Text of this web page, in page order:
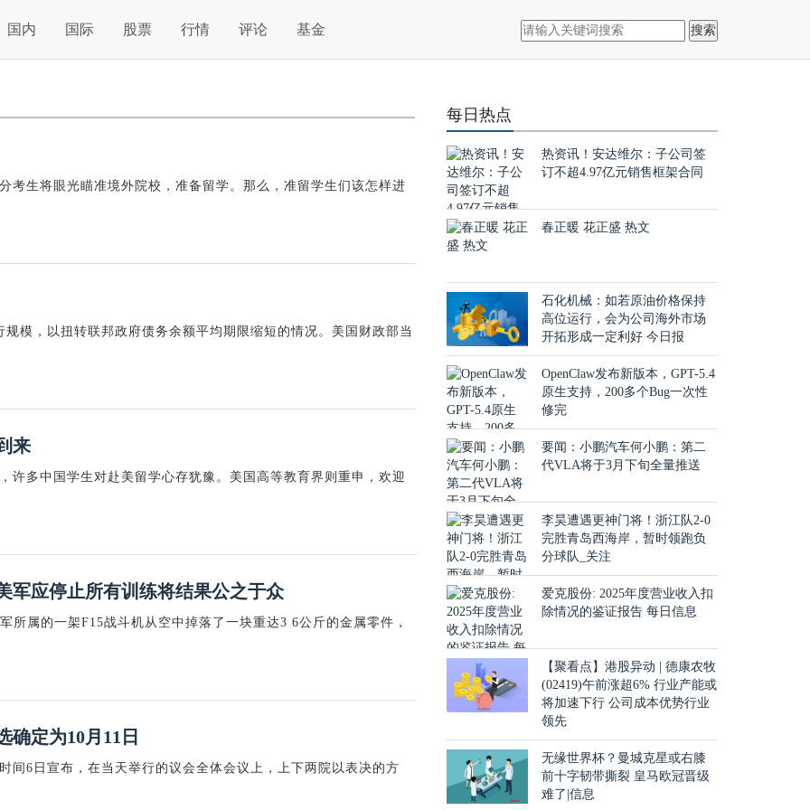
国内 国际 股票 行情 评论 基金 搜索
考生将眼光瞄准境外院校，准备留学。那么，准留学生们该怎样进
模，以扭转联邦政府债务余额平均期限缩短的情况。美国财政部当
来
许多中国学生对赴美留学心存犹豫。美国高等教育界则重申，欢迎
军应停止所有训练将结果公之于众
所属的一架F15战斗机从空中掉落了一块重达3 6公斤的金属零件，
确定为10月11日
间6日宣布，在当天举行的议会全体会议上，上下两院以表决的方
每日热点
热资讯！安达维尔：子公司签
订不超4.97亿元销售框架合同
春正暖 花正盛 热文
石化机械：如若原油价格保持
高位运行，会为公司海外市场
开拓形成一定利好 今日报
OpenClaw发布新版本，GPT-5.4
原生支持，200多个Bug一次性
修完
要闻：小鹏汽车何小鹏：第二
代VLA将于3月下旬全量推送
李昊遭遇更神门将！浙江队2-0
完胜青岛西海岸，暂时领跑负
分球队_关注
爱克股份: 2025年度营业收入扣
除情况的鉴证报告 每日信息
【聚看点】港股异动 | 德康农牧
(02419)午前涨超6% 行业产能或
将加速下行 公司成本优势行业
领先
无缘世界杯？曼城克星或右膝
前十字韧带撕裂 皇马欧冠晋级
难了|信息